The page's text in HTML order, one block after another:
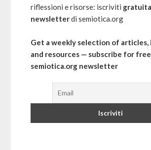
riflessioni e risorse: iscriviti
newsletterdi semiotica.org
Get a weekly selection of articles,
and resources — subscribe for
semiotica.org newsletter